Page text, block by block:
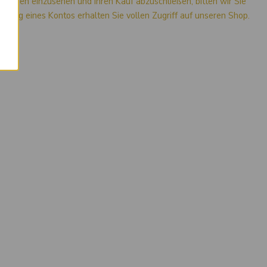
eines Kontos erhalten Sie vollen Zugriff auf unseren Shop.